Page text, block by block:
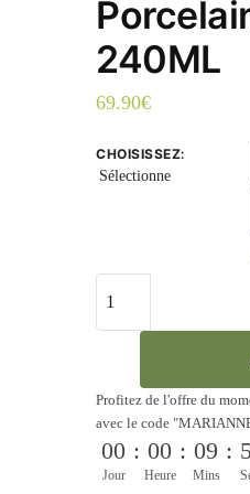
240ML
69.90€
CHOISISSEZ:
Sélectionne
de
en
Porcelaine
Exquise
240ML
Profitez de l'offre du
avec le code
00
Jour
: 00
Heure
: 09
Mins
: